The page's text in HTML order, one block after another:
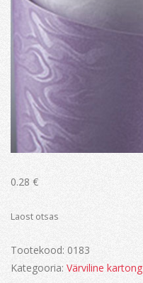
0.28 €
Laost otsas
Tootekood: 0183
Kategooria: Värviline kartong